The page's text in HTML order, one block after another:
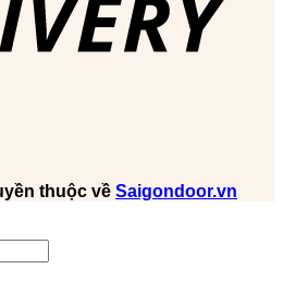
thuộc về Saigondoor.vn